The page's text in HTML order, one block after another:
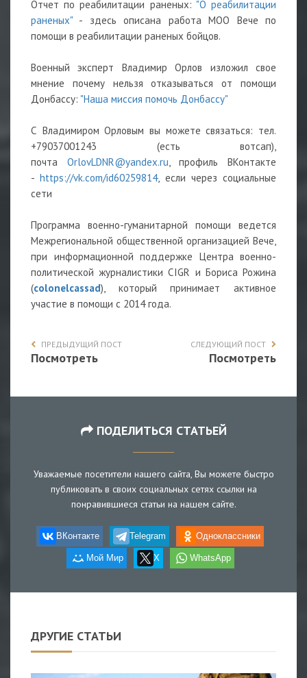
Отчет по реабилитации раненых: "О реабилитации
раненых" - здесь описана работа МОО Вече по
помощи в реабилитации раненых бойцов.
Военный эксперт Владимир Орлов изложил свое
мнение почему нельзя отказываться от помощи
Донбассу: "Наша миссия помочь Донбассу"
С Владимиром Орловым вы можете связаться: тел.
+79037001243 (есть вотсап),
почта OrlovLDNR@yandex.ru , профиль ВКонтакте
-https://vk.com/id60259814, если через социальные
сети
Программа военно-гуманитарной помощи ведется
Межрегиональной общественной организацией Вече,
при информационной поддержке Центра военно-
политической журналистики CIGR и Бориса Рожина
(colonelcassad), который принимает активное
участие в помощи с 2014 года.
ПРЕДЫДУЩИЙ ПОСТ
Посмотреть
СЛЕДУЮЩИЙ ПОСТ
Посмотреть
ПОДЕЛИТЬСЯ СТАТЬЕЙ
Уважаемые посетители нашего сайта, Вы можете быстро
публиковать в своих социальных сетях ссылки на
понравившиеся статьи на нашем сайте.
ВКонтакте Telegram Одноклассники
Мой Мир X WhatsApp
ДРУГИЕ СТАТЬИ